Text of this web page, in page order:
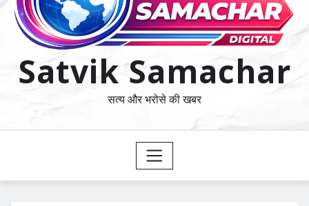
Satvik Samachar
सत्य और भरोसे की खबर